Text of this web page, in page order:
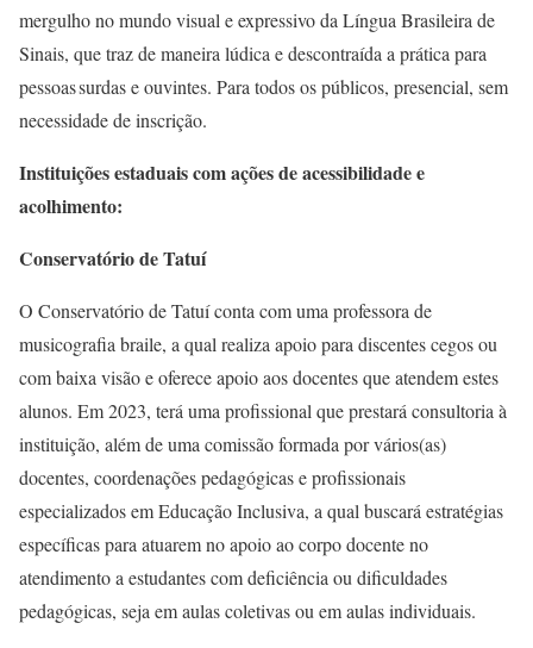
mergulho no mundo visual e expressivo da Língua Brasileira de
Sinais, que traz de maneira lúdica e descontraída a prática para
pessoas surdas e ouvintes. Para todos os públicos, presencial, sem
necessidade de inscrição.
Instituições estaduais com ações de acessibilidade e
acolhimento:
Conservatório de Tatuí
O Conservatório de Tatuí conta com uma professora de
musicografia braile, a qual realiza apoio para discentes cegos ou
com baixa visão e oferece apoio aos docentes que atendem estes
alunos. Em 2023, terá uma profissional que prestará consultoria à
instituição, além de uma comissão formada por vários(as)
docentes, coordenações pedagógicas e profissionais
especializados em Educação Inclusiva, a qual buscará estratégias
específicas para atuarem no apoio ao corpo docente no
atendimento a estudantes com deficiência ou dificuldades
pedagógicas, seja em aulas coletivas ou em aulas individuais.